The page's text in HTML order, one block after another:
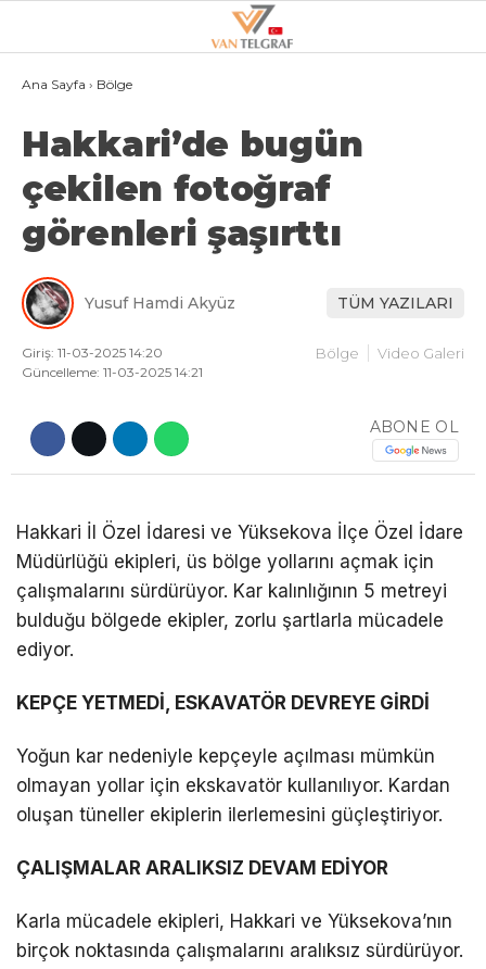
WhatsApp İhbar
Facebook
21.3°
GALERİ VİDEO
VAN
BÖLGE
GÜNDEM
SPOR
MAGAZIN
DÜNYA
EĞITIM
DIĞER
Ana Sayfa › Bölge
Hakkari’de bugün
çekilen fotoğraf
görenleri şaşırttı
Yusuf Hamdi Akyüz TÜM YAZILARI
Giriş: 11-03-2025 14:20
Güncelleme: 11-03-2025 14:21
Bölge Video Galeri
ABONE OL
Hakkari İl Özel İdaresi ve Yüksekova İlçe Özel İdare
Müdürlüğü ekipleri, üs bölge yollarını açmak için
çalışmalarını sürdürüyor. Kar kalınlığının 5 metreyi
bulduğu bölgede ekipler, zorlu şartlarla mücadele
ediyor.
KEPÇE YETMEDİ, ESKAVATÖR DEVREYE GİRDİ
Yoğun kar nedeniyle kepçeyle açılması mümkün
olmayan yollar için ekskavatör kullanılıyor. Kardan
oluşan tüneller ekiplerin ilerlemesini güçleştiriyor.
ÇALIŞMALAR ARALIKSIZ DEVAM EDİYOR
Karla mücadele ekipleri, Hakkari ve Yüksekova’nın
birçok noktasında çalışmalarını aralıksız sürdürüyor.